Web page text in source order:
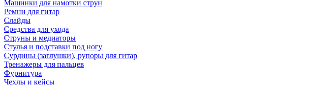
Машинки для намотки струн
Ремни для гитар
Слайды
Средства для ухода
Струны и медиаторы
Стулья и подставки под ногу
Сурдины (заглушки), рупоры для гитар
Тренажеры для пальцев
Фурнитура
Чехлы и кейсы